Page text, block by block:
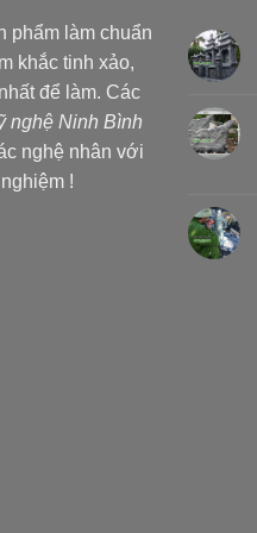
phẩm làm chuẩn
khắc tinh xảo,
để làm. Các
nghệ Ninh Bình
nghệ nhân với
!